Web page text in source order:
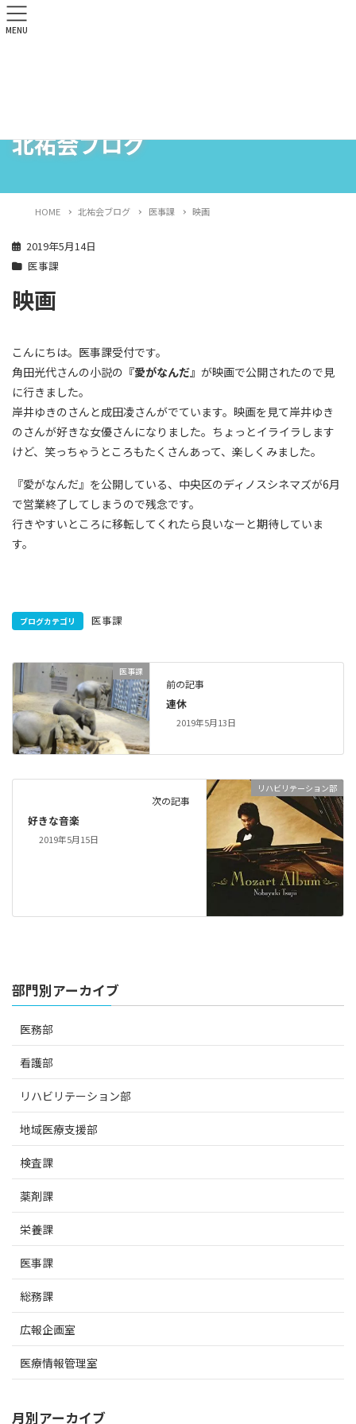
北祐会ブログ
HOME 北祐会ブログ 医事課 映画
2019年5月14日
医事課
映画
こんにちは。医事課受付です。
角田光代さんの小説の 『愛がなんだ』 が映画で公開されたので見
に行きました。
岸井ゆきのさんと成田凌さんがでています。映画を見て岸井ゆき
のさんが好きな女優さんになりました。ちょっとイライラします
けど、笑っちゃうところもたくさんあって、楽しくみました。
『愛がなんだ』を公開している、中央区のディノスシネマズが6月
で営業終了してしまうので残念です。
行きやすいところに移転してくれたら良いなーと期待していま
す。
ブログカテゴリ 医事課
医事課
前の記事
連休
2019年5月13日
リハビリテーション部
次の記事
好きな音楽
2019年5月15日
部門別アーカイブ
医務部
看護部
リハビリテーション部
地域医療支援部
検査課
薬剤課
栄養課
医事課
総務課
広報企画室
医療情報管理室
月別アーカイブ
MENU